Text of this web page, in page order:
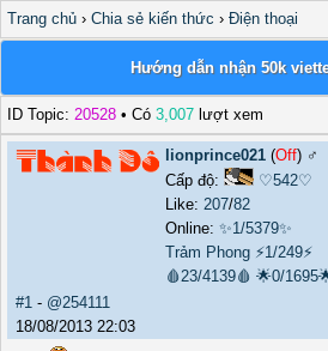
Trang chủ › Chia sẻ kiến thức › Điện thoại
Hướng dẫn nhận 50k
ID Topic: 20528 • Có 3,007 lượt xem
lionprince021 (Off) ♂️
Cấp độ:
♡542♡
Like: 207/82
Online: ✨1/5379✨
Trảm Phong ⚡1/249⚡
🩸23/4139🩸 🌟0/
#1 - @254111
18/08/2013 22:03